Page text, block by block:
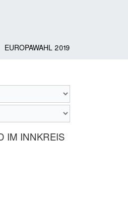
EUROPAWAHL 2019
IM INNKREIS